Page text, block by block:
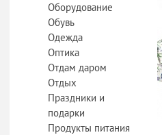
Оборудование
Обувь
Одежда
Оптика
Отдам даром
Отдых
Праздники и
подарки
Продукты питания